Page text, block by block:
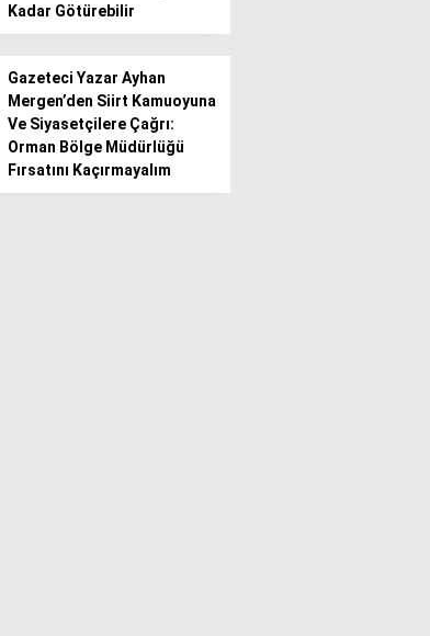
Kadar Götürebilir
Gazeteci Yazar Ayhan
Mergen’den Siirt Kamuoyuna
Ve Siyasetçilere Çağrı:
Orman Bölge Müdürlüğü
Fırsatını Kaçırmayalım